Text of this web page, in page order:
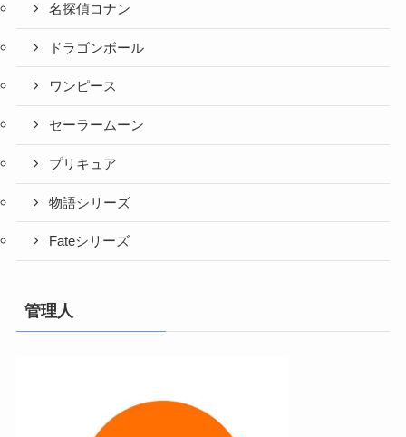
名探偵コナン
ドラゴンボール
ワンピース
セーラームーン
プリキュア
物語シリーズ
Fateシリーズ
管理人